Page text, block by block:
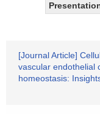
[Journal Article]
vascular endothelial
homeostasis: